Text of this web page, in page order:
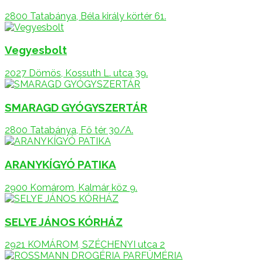
2800 Tatabánya, Béla király körtér 61.
Vegyesbolt
2027 Dömös, Kossuth L. utca 39.
SMARAGD GYÓGYSZERTÁR
2800 Tatabánya, Fő tér 30/A.
ARANYKÍGYÓ PATIKA
2900 Komárom, Kalmár köz 9.
SELYE JÁNOS KÓRHÁZ
2921 KOMÁROM, SZÉCHENYI utca 2